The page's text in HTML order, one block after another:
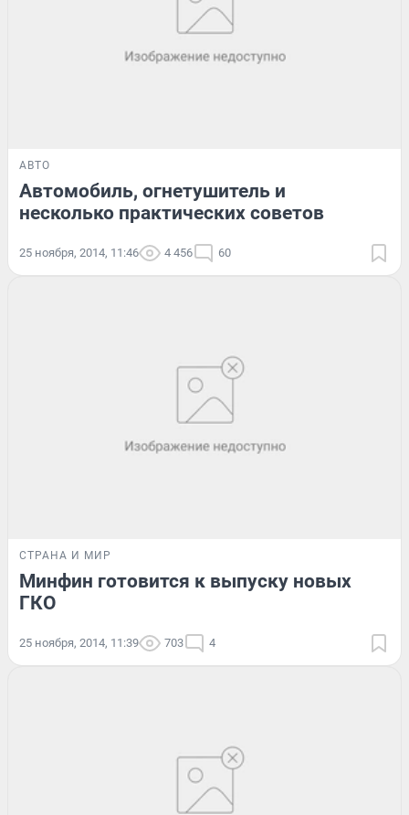
АВТО
Автомобиль, огнетушитель и
несколько практических советов
25 ноября, 2014, 11:46 4 456 60
СТРАНА И МИР
Минфин готовится к выпуску новых
ГКО
25 ноября, 2014, 11:39 703 4